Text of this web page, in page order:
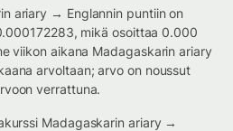
ariary → Englannin puntiin on
mikä osoittaa 0.000
viikon aikana Madagaskarin ariary
arvoltaan; arvo on noussut
verrattuna.
Madagaskarin ariary →